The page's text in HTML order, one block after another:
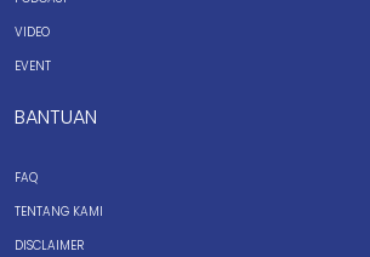
VIDEO
EVENT
BANTUAN
FAQ
TENTANG KAMI
DISCLAIMER